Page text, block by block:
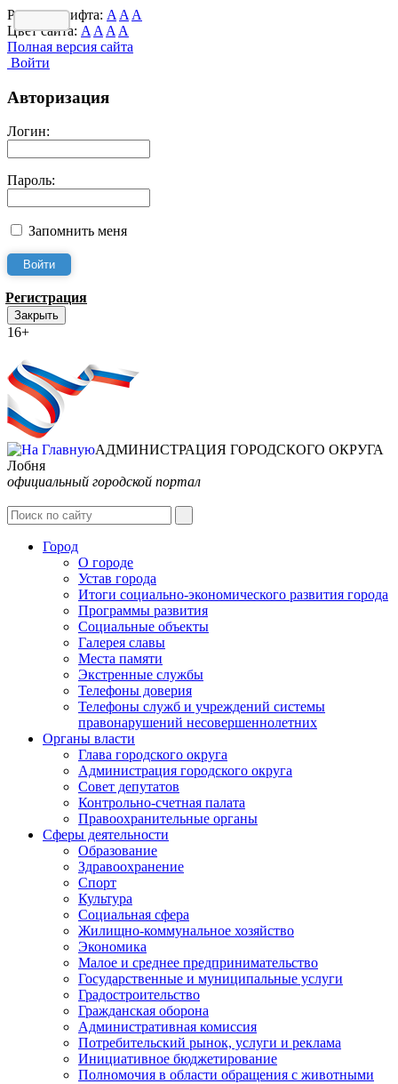
Размер шрифта: A A A
Цвет сайта: A A A A
Полная версия сайта
Войти
Авторизация
Логин:
Пароль:
Запомнить меня
Регистрация
Закрыть
16+
АДМИНИСТРАЦИЯ ГОРОДСКОГО ОКРУГА
Лобня
официальный городской портал
Город
О городе
Устав города
Итоги социально-экономического развития города
Программы развития
Социальные объекты
Галерея славы
Места памяти
Экстренные службы
Телефоны доверия
Телефоны служб и учреждений системы
правонарушений несовершеннолетних
Органы власти
Глава городского округа
Администрация городcкого округа
Совет депутатов
Контрольно-счетная палата
Правоохранительные органы
Сферы деятельности
Образование
Здравоохранение
Спорт
Культура
Социальная сфера
Жилищно-коммунальное хозяйство
Экономика
Малое и среднее предпринимательство
Государственные и муниципальные услуги
Градостроительство
Гражданская оборона
Административная комиссия
Потребительский рынок, услуги и реклама
Инициативное бюджетирование
Полномочия в области обращения с животными